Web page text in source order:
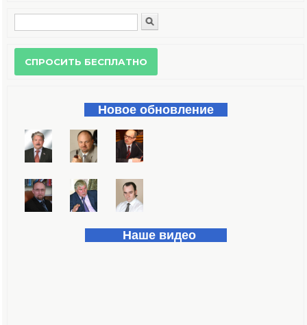
Форма поиска
Новое обновление
Наше видео